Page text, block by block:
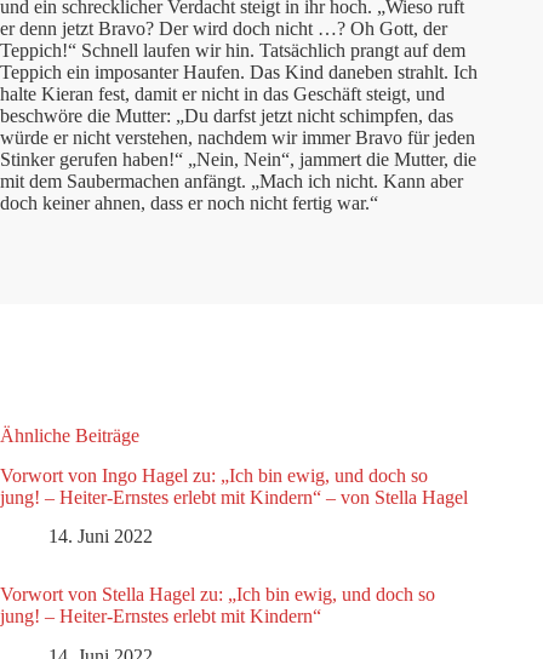
und ein schrecklicher Verdacht steigt in ihr hoch. „Wieso ruft
er denn jetzt Bravo? Der wird doch nicht …? Oh Gott, der
Teppich!“ Schnell laufen wir hin. Tatsächlich prangt auf dem
Teppich ein imposanter Haufen. Das Kind daneben strahlt. Ich
halte Kieran fest, damit er nicht in das Geschäft steigt, und
beschwöre die Mutter: „Du darfst jetzt nicht schimpfen, das
würde er nicht verstehen, nachdem wir immer Bravo für jeden
Stinker gerufen haben!“ „Nein, Nein“, jammert die Mutter, die
mit dem Saubermachen anfängt. „Mach ich nicht. Kann aber
doch keiner ahnen, dass er noch nicht fertig war.“
Ähnliche Beiträge
Vorwort von Ingo Hagel zu: „Ich bin ewig, und doch so
jung! – Heiter-Ernstes erlebt mit Kindern“ – von Stella Hagel
14. Juni 2022
Vorwort von Stella Hagel zu: „Ich bin ewig, und doch so
jung! – Heiter-Ernstes erlebt mit Kindern“